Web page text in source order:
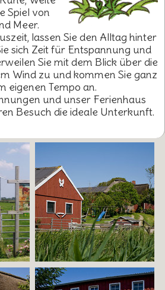
Spiel von
Meer.
lassen Sie den Alltag hinter
sich Zeit für Entspannung und
Sie mit dem Blick über die
Wind zu und kommen Sie ganz
eigenen Tempo an.
und unser Ferienhaus
Besuch die ideale Unterkunft.